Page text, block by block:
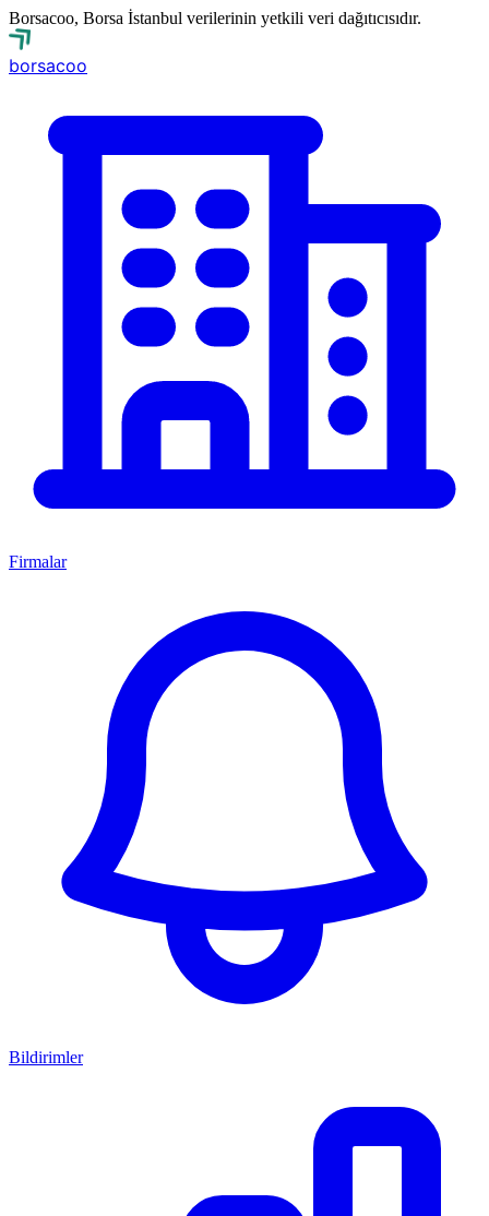
Borsacoo, Borsa İstanbul verilerinin yetkili veri dağıtıcısıdır.
borsacoo
Firmalar
Bildirimler